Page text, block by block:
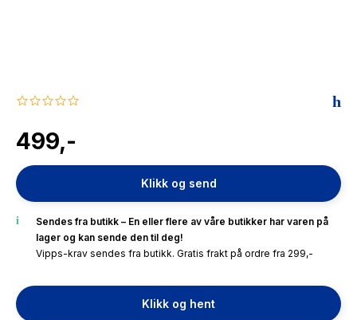
0.0
rating
499,-
Klikk og send
Sendes fra butikk – En eller flere av våre butikker har varen på
lager og kan sende den til deg!
Vipps-krav sendes fra butikk. Gratis frakt på ordre fra 299,-
Klikk og hent